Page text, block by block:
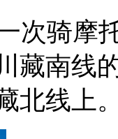
次骑摩
藏南线
北线上